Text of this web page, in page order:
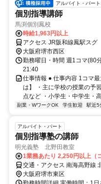
アルバイト・パート
個別指導講師
馬渕個別鳳校
時給1,963円以上
アクセス JR阪和線鳳駅スグ
大阪府堺市西区
勤務曜日・時間 週1コマ(80
21:40
仕事情報 ● 仕事内容 1コマ
は】 ・主に学校の授業の予
点など ・小学生・中学生・
副業・WワークOK 学生歓迎 駅近5
アルバイト・パート
個別指導塾の講師
明光義塾 北野田教室
1業務あたり 2,250円以上（
交通・アクセス 南海高野線
大阪府堺市東区